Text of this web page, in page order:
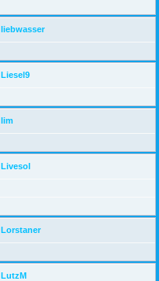
liebwasser
Liesel9
lim
Livesol
Lorstaner
LutzM